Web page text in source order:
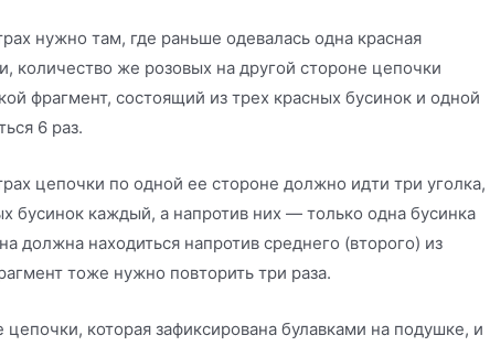
нужно там, где раньше одевалась одна красная
количество же розовых на другой стороне цепочки
фрагмент, состоящий из трех красных бусинок и одной
6 раз.
цепочки по одной ее стороне должно идти три уголка,
бусинок каждый, а напротив них — только одна бусинка
должна находиться напротив среднего (второго) из
тоже нужно повторить три раза.
которая зафиксирована булавками на подушке, и